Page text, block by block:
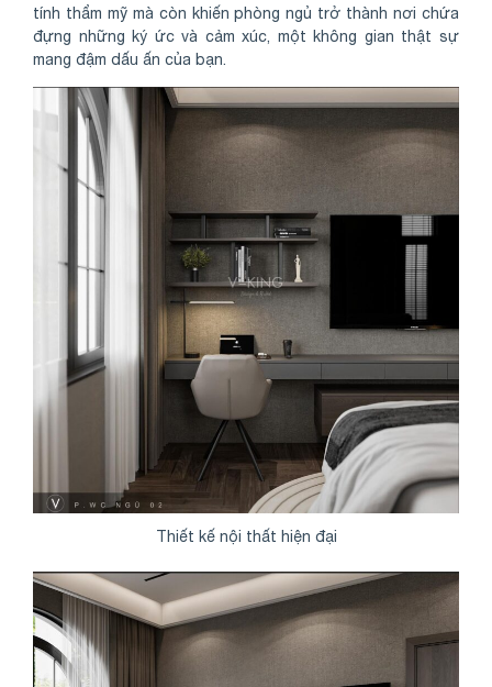
tính thẩm mỹ mà còn khiến phòng ngủ trở thành nơi chứa
đựng những ký ức và cảm xúc, một không gian thật sự
mang đậm dấu ấn của bạn.
Thiết kế nội thất hiện đại